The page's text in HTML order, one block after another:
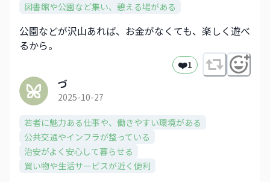
図書館や公園など集い、憩える場がある
公園などが沢山あれば、お金がなくても、楽しく遊べ
るから。
❤️1
づ
2025-10-27
若者に魅力ある仕事や、働きやすい環境がある
公共交通やインフラが整っている
治安がよく安心して暮らせる
買い物や生活サービスが近く便利